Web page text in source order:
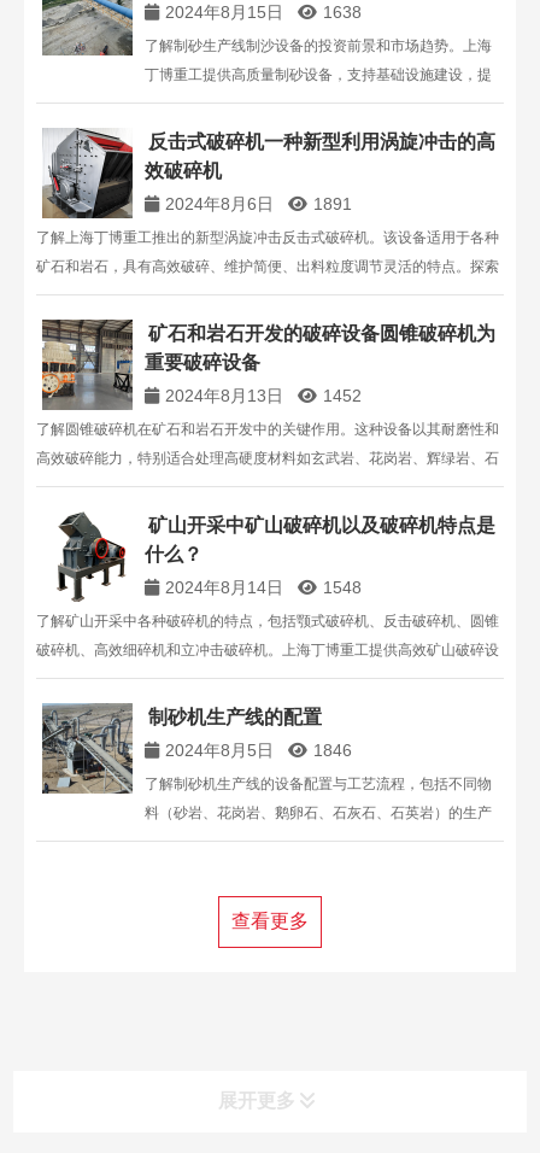
2024年8月15日 1638
了解制砂生产线制沙设备的投资前景和市场趋势。上海
丁博重工提供高质量制砂设备，支持基础设施建设，提
升投资效益。咨询更多详情，请拨打13816711123。
反击式破碎机一种新型利用涡旋冲击的高
效破碎机
2024年8月6日 1891
了解上海丁博重工推出的新型涡旋冲击反击式破碎机。该设备适用于各种
矿石和岩石，具有高效破碎、维护简便、出料粒度调节灵活的特点。探索
其在矿山、石灰石、混凝土等领域的应用优势。
矿石和岩石开发的破碎设备圆锥破碎机为
重要破碎设备
2024年8月13日 1452
了解圆锥破碎机在矿石和岩石开发中的关键作用。这种设备以其耐磨性和
高效破碎能力，特别适合处理高硬度材料如玄武岩、花岗岩、辉绿岩、石
灰石等。上海丁博重工机械有限公司提供优化设计的圆锥破碎机，满足各
种破碎需求。
矿山开采中矿山破碎机以及破碎机特点是
什么？
2024年8月14日 1548
了解矿山开采中各种破碎机的特点，包括颚式破碎机、反击破碎机、圆锥
破碎机、高效细碎机和立冲击破碎机。上海丁博重工提供高效矿山破碎设
备，满足您的生产需求，提升生产效率。
制砂机生产线的配置
2024年8月5日 1846
了解制砂机生产线的设备配置与工艺流程，包括不同物
料（砂岩、花岗岩、鹅卵石、石灰石、石英岩）的生产
线配置及其工艺特点。选择适合的设备和配置方案，优
查看更多
展开更多